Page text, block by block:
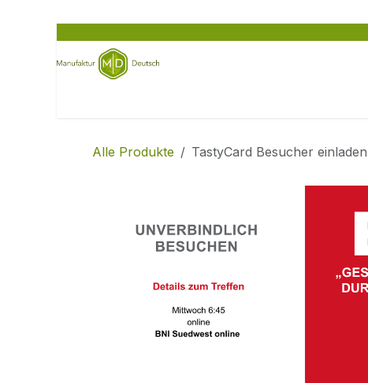
Alle Produkte TastyCard Besucher einladen